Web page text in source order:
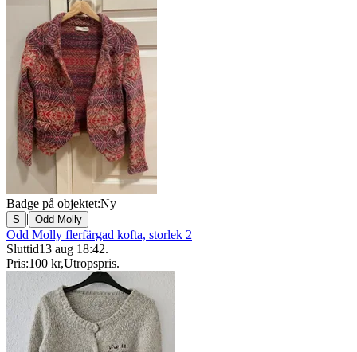
Badge på objektet:Ny
S | Odd Molly
Odd Molly flerfärgad kofta, storlek 2
Sluttid13 aug 18:42.
Pris:100 kr,Utropspris.